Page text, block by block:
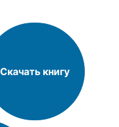
Скачать книгу